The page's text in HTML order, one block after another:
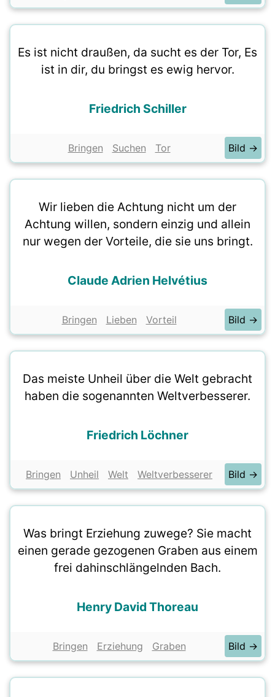
Es ist nicht draußen, da sucht es der Tor, Es
ist in dir, du bringst es ewig hervor.
Friedrich Schiller
Bringen Suchen Tor Bild →
Wir lieben die Achtung nicht um der
Achtung willen, sondern einzig und allein
nur wegen der Vorteile, die sie uns bringt.
Claude Adrien Helvétius
Bringen Lieben Vorteil Bild →
Das meiste Unheil über die Welt gebracht
haben die sogenannten Weltverbesserer.
Friedrich Löchner
Bringen Unheil Welt Weltverbesserer Bild →
Was bringt Erziehung zuwege? Sie macht
einen gerade gezogenen Graben aus einem
frei dahinschlängelnden Bach.
Henry David Thoreau
Bringen Erziehung Graben Bild →